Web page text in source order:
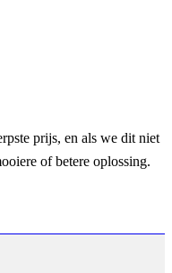
prijs, en als we dit niet
of betere oplossing.